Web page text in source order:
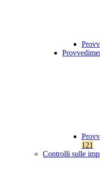
121
Controlli sulle